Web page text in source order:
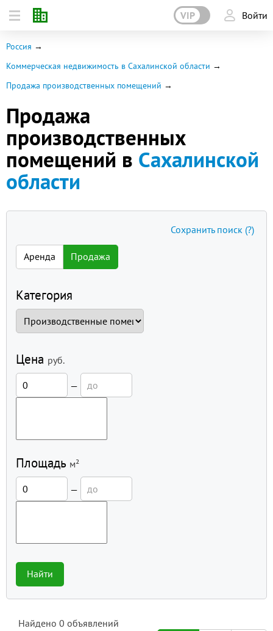
VIP Войти
Россия
Коммерческая недвижимость в Сахалинской области
Продажа производственных помещений
Продажа
производственных
помещений в Сахалинской
области
Аренда Продажа
Категория
Цена руб.
—
Площадь м²
—
Найти
Сохранить поиск (?)
Найдено 0 объявлений